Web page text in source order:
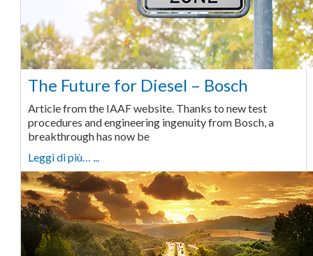
The Future for Diesel – Bosch
Article from the IAAF website. Thanks to new test
procedures and engineering ingenuity from Bosch, a
breakthrough has now be
Leggi di più… ...